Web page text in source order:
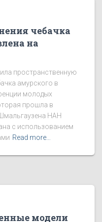
чебачка
на
пространственную
амурского в
молодых
прошла в
НАН
с использованием
Read more…
модели